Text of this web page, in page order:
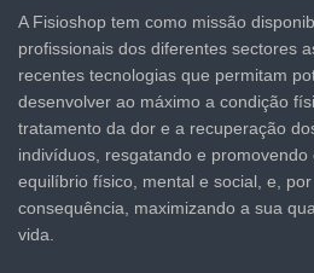
A Fisioshop tem como missão
profissionais dos diferentes sectores
recentes tecnologias que permitam
desenvolver ao máximo a condição
tratamento da dor e a recuperação
indivíduos, resgatando e promovendo
equilíbrio físico, mental e social, e, por
consequência, maximizando a sua
vida.